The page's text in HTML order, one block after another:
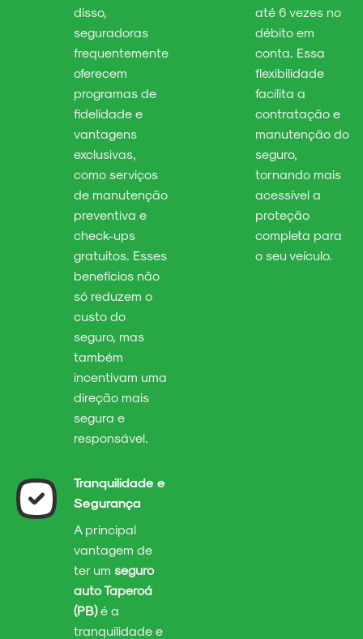
disso,
seguradoras
frequentemente
oferecem
programas de
fidelidade e
vantagens
exclusivas,
como serviços
de manutenção
preventiva e
check-ups
gratuitos. Esses
benefícios não
só reduzem o
custo do
seguro, mas
também
incentivam uma
direção mais
segura e
responsável.
até 6 vezes no
débito em
conta. Essa
flexibilidade
facilita a
contratação e
manutenção do
seguro,
tornando mais
acessível a
proteção
completa para
o seu veículo.
Tranquilidade e
Segurança
A principal
vantagem de
ter um seguro
auto Taperoá
(PB)é a
tranquilidade e